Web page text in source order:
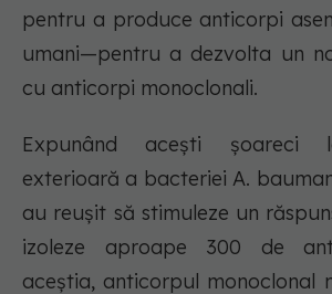
pentru a produce anticorpi
umani—pentru a dezvolta un
cu anticorpi monoclonali.
Expunând acești șoareci
exterioară a bacteriei A.
au reușit să stimuleze un
izoleze aproape 300 de
aceștia, anticorpul monoclonal